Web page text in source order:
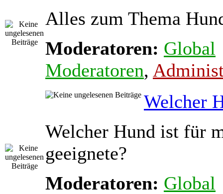
Alles zum Thema
Moderatoren: Global
Moderatoren,
Welcher
Welcher Hund ist für
geeignete?
Moderatoren: Global